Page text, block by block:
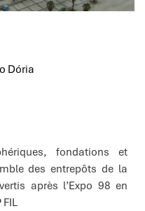
Dória
fondations et
des entrepôts de la
après l’Expo 98 en
FIL